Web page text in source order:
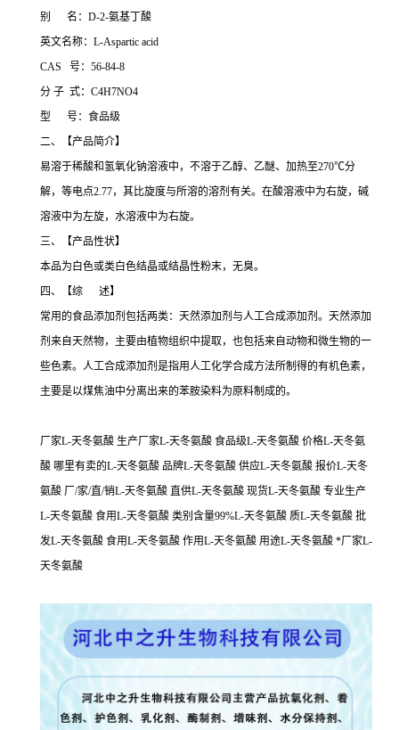
别 名：D-2-氨基丁酸
英文名称：L-Aspartic acid
CAS 号：56-84-8
分 子 式：C4H7NO4
型 号：食品级
二、【产品简介】
易溶于稀酸和氢氧化钠溶液中，不溶于乙醇、乙醚、加热至270℃分
解，等电点2.77，其比旋度与所溶的溶剂有关。在酸溶液中为右旋，碱
溶液中为左旋，水溶液中为右旋。
三、【产品性状】
本品为白色或类白色结晶或结晶性粉末，无臭。
四、【综 述】
常用的食品添加剂包括两类：天然添加剂与人工合成添加剂。天然添加
剂来自天然物，主要由植物组织中提取，也包括来自动物和微生物的一
些色素。人工合成添加剂是指用人工化学合成方法所制得的有机色素，
主要是以煤焦油中分离出来的苯胺染料为原料制成的。
厂家L-天冬氨酸 生产厂家L-天冬氨酸 食品级L-天冬氨酸 价格L-天冬氨
酸 哪里有卖的L-天冬氨酸 品牌L-天冬氨酸 供应L-天冬氨酸 报价L-天冬
氨酸 厂/家/直/销L-天冬氨酸 直供L-天冬氨酸 现货L-天冬氨酸 专业生产
L-天冬氨酸 食用L-天冬氨酸 类别含量99%L-天冬氨酸 质L-天冬氨酸 批
发L-天冬氨酸 食用L-天冬氨酸 作用L-天冬氨酸 用途L-天冬氨酸 *厂家L-
天冬氨酸